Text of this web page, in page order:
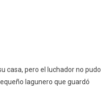
casa, pero el luchador no pudo
lagunero que guardó